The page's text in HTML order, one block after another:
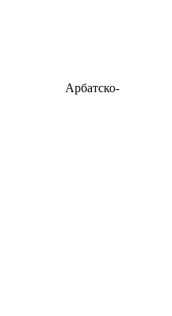
Арбатско-